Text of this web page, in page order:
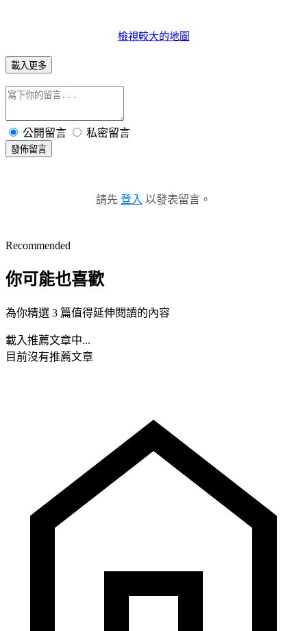
檢視較大的地圖
載入更多
公開留言 私密留言
發佈留言
請先 登入 以發表留言。
Recommended
你可能也喜歡
為你精選 3 篇值得延伸閱讀的內容
載入推薦文章中...
目前沒有推薦文章